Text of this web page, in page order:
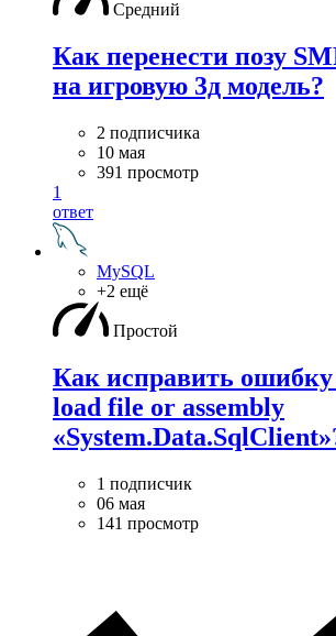
Средний
Как перенести позу
на игровую 3д модель?
2 подписчика
10 мая
391 просмотр
1
ответ
MySQL
+2 ещё
Простой
Как исправить
load file or assembly
1 подписчик
06 мая
141 просмотр